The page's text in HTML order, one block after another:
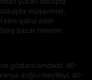
müqavimət,
kimi qəbul edilir.
bazar trendini
göstəricisindədir. 60-
doğru meylliliyi, 40-